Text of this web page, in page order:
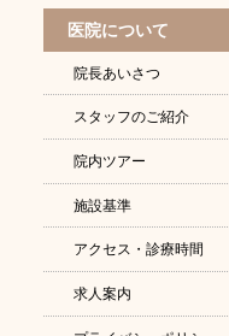
医院について
院長あいさつ
スタッフのご紹介
院内ツアー
施設基準
アクセス・診療時間
求人案内